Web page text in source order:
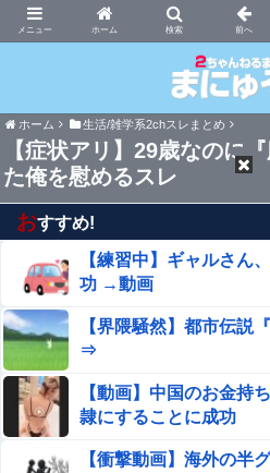
ホーム
まにゅそく 2chまとめ
ホーム 生活/雑学系2chスレまとめ
【症状アリ】29歳なのに
た俺を慰めるスレ
おすすめ!
【練習中】ギャルさん
功 →動画
【界隈騒然】都市伝説
⇒
【動画】中国のお金持
隷にすることに成功
【衝撃動画】海外の半